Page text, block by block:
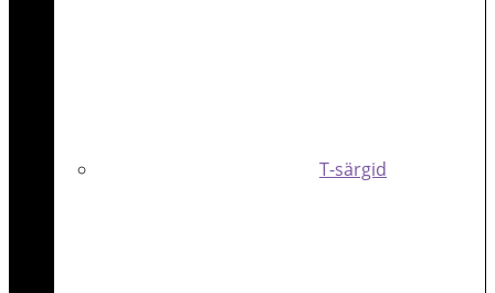
T-särgid